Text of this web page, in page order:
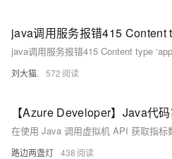
刘大猫. 572
路边两盏灯 438